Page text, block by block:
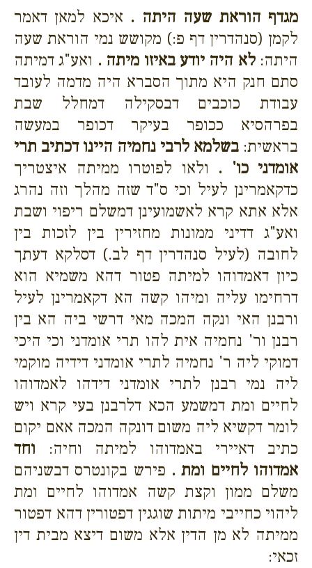
מגדף הוראת שעה היתה . איכא למאן דאמר
לקמן (סנהדרין דף פ:) מקושש נמי הוראת שעה
היתה:לא היה יודע באיזו מיתה . ואע"ג דמיתה
סתם חנק היא מתוך הסברא היה מדמה לעובד
עבודת כוכבים דבסקילה דמחלל שבת
בפרהסיא ככופר בעיקר דכופר במעשה
בראשית: בשלמא לרבי נחמיה היינו דכתיב תרי
אומדני כו' . ולאו לפוטרו ממיתה איצטריך
כדקאמרינן לעיל וכי ס"ד שזה מהלך וזה נהרג
אלא אתא קרא לאשמועינן דמשלם ריפוי ושבת
ואע"ג דדיני ממונות מחזירין בין לזכות בין
לחובה (לעיל סנהדרין דף לב.) דסלקא דעתך
כיון דאמדוהו למיתה פטור דהא משמיא הוא
דרחימו עליה ומיהו קשה הא דקאמרינן לעיל
ורבנן האי ונקה המכה מאי דרשי ביה הא בין
רבנן ור' נחמיה אית להו תרי אומדני וכי היכי
דמוקי ליה ר' נחמיה לתרי אומדני דידיה מוקמי
ליה נמי רבנן לתרי אומדני דידהו לאמדוהו
לחיים ומת דמשמע הכא דלרבנן בעי קרא ויש
לומר דקשיא ליה משום דונקה המכה אאם יקום
כתיב דאיירי באמדוהו למיתה וחיה: וחד
אמדוהו לחיים ומת . פירש בקונטרס דבשניהם
משלם ממון וקצת קשה אמדוהו לחיים ומת
ליהוי כחייבי מיתות שוגגין דפטורין דהא דפטור
ממיתה לא מן הדין אלא משום דיצא מבית דין
זכאי: